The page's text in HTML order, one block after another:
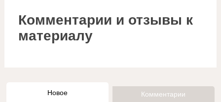
Комментарии и отзывы к
материалу
Новое Комментарии